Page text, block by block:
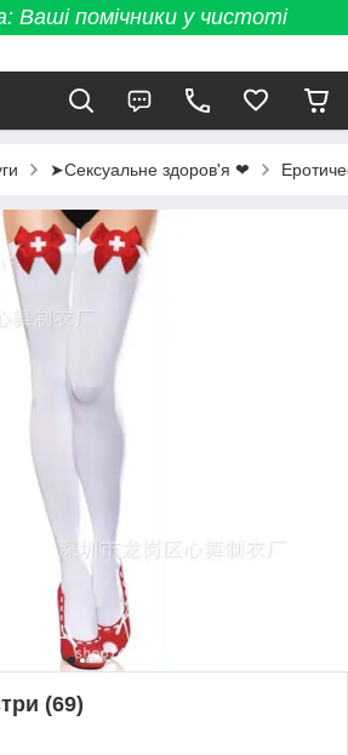
Ваші помічники у чистоті
➤Сексуальне здоров'я ❤
(69)